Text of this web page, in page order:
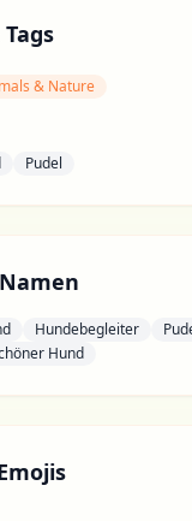
& Nature
Pudel
Hundebegleiter
Hund